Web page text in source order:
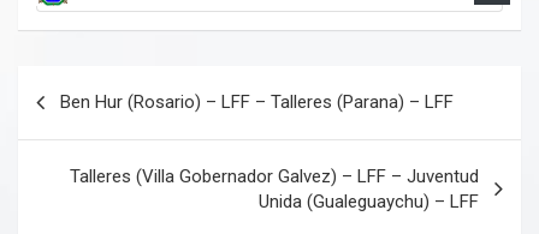
entradas
Ben Hur (Rosario) – LFF – Talleres (Parana) – LFF
Talleres (Villa Gobernador Galvez) – LFF – Juventud
Unida (Gualeguaychu) – LFF